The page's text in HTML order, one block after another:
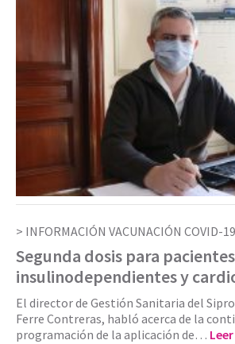
INFORMACIÓN VACUNACIÓN COVID-
Segunda dosis para
insulinodependientes y
El director de Gestión Sanitaria del
Ferre Contreras, habló acerca de la
programación de la aplicación de…